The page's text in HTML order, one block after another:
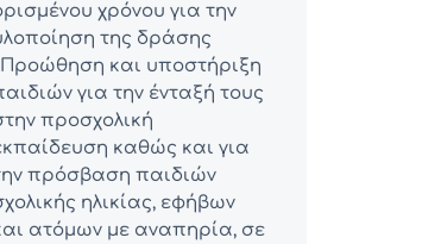
χρόνου για την
της δράσης
και υποστήριξη
για την ένταξή τους
προσχολική
καθώς και για
πρόσβαση παιδιών
ηλικίας, εφήβων
ατόμων με αναπηρία, σε